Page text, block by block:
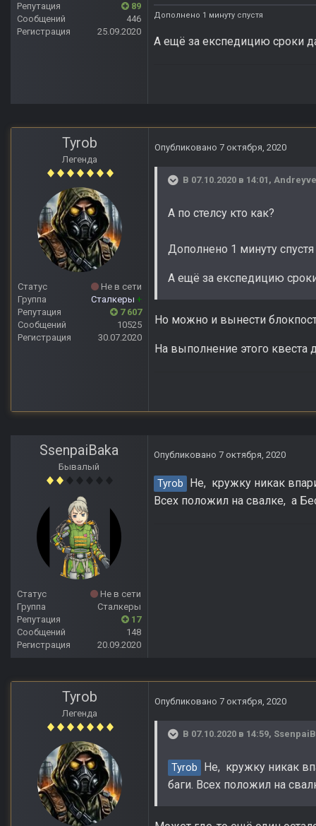
Репутация
89
Сообщений
446
Регистрация
25.09.2020
Дополнено 1 минуту спустя
А ещё за експедицию сроки
Tyrob
Легенда
Статус
Не в сети
Группа
Сталкеры +
Репутация
7 607
Сообщений
10525
Регистрация
30.07.2020
Опубликовано 7 октября, 2020
В 07.10.2020 в 14:01,
А по стелсу кто как?
Дополнено 1 минуту спустя
А ещё за експедицию
Но можно и вынести
На выполнение этого квеста
SsenpaiBaka
Бывалый
Статус
Не в сети
Группа
Сталкеры
Репутация
17
Сообщений
148
Регистрация
20.09.2020
Опубликовано 7 октября, 2020
Tyrob
Не, кружку никак
Всех положил на свалке, а
Tyrob
Легенда
Опубликовано 7 октября, 2020
В 07.10.2020 в 14:59,
Tyrob
Не, кружку никак
баги. Всех положил на